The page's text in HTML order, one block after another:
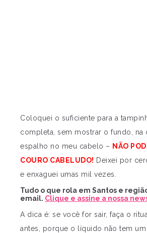
Coloquei o suficiente para a
completa, sem mostrar o fundo, na
espalho no meu cabelo – NÃO
COURO CABELUDO! Deixei por
e enxaguei umas mil vezes.
Tudo o que rola em Santos e
email. Clique e assine a nossa
A dica é: se você for sair, faça o
antes, porque o líquido não tem